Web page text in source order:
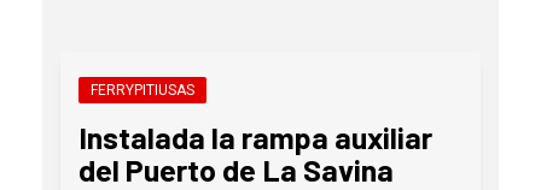
FERRYPITIUSAS
Instalada la rampa auxiliar
del Puerto de La Savina